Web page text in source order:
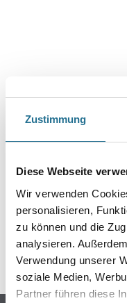
Zustimmung
Diese Webseite
Wir verwenden
personalisieren,
zu können und die
analysieren.
Verwendung unserer
soziale Medien,
Partner führen diese
GEFAHRENHINWEISE
SPEZIFIKATIONEN